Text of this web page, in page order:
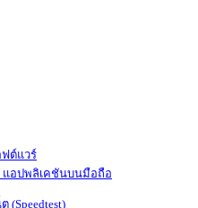
ต์แวร์
แอปพลิเคชันบนมือถือ
(Speedtest)